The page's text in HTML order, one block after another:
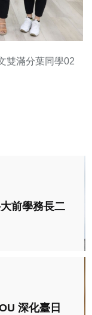
雙滿分葉同學02
前學務長二
深化臺日